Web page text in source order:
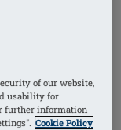
van
of our website,
usability for
further information
Cookie Policy